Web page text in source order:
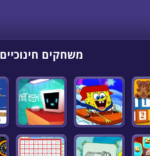
משחקים חינוכיים